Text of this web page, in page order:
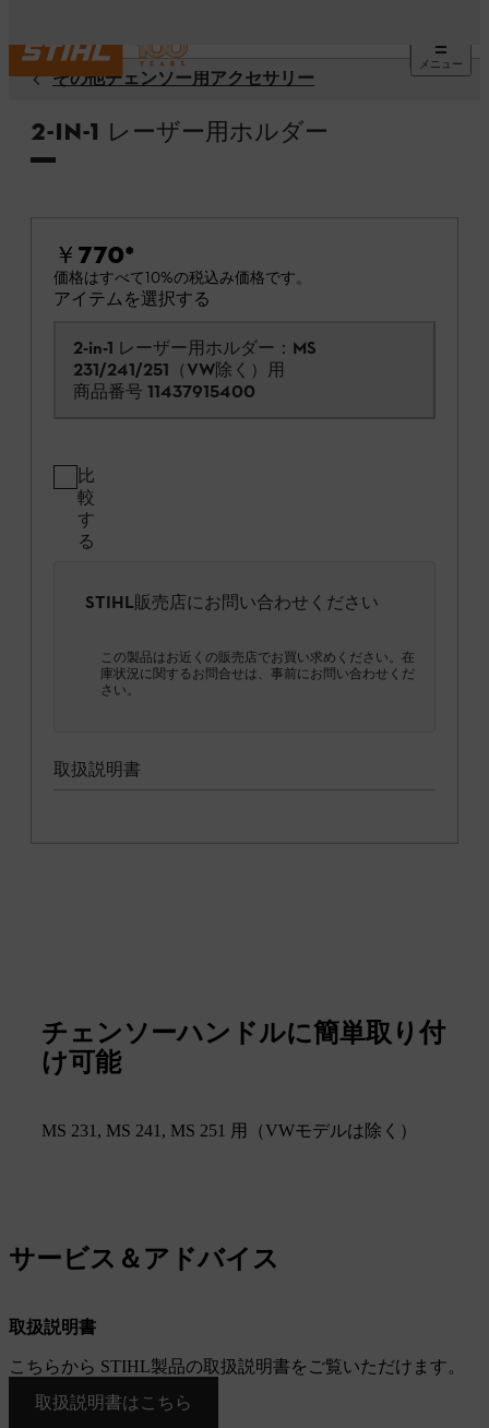
メニュー
その他チェンソー用アクセサリー
2-in-1 レーザー用ホルダー
￥770*
価格はすべて10%の税込み価格です。
アイテムを選択する
2-in-1 レーザー用ホルダー：MS
231/241/251（VW除く）用
商品番号 11437915400
比
較
す
る
STIHL販売店にお問い合わせください
この製品はお近くの販売店でお買い求めください。在
庫状況に関するお問合せは、事前にお問い合わせくだ
さい。
取扱説明書
チェンソーハンドルに簡単取り付
け可能
MS 231, MS 241, MS 251 用（VWモデルは除く）
サービス＆アドバイス
取扱説明書
こちらから STIHL製品の取扱説明書をご覧いただけます。
取扱説明書はこちら